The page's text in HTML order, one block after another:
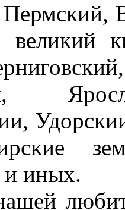
великий
и иных.